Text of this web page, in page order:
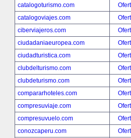
catalogoturismo.com
catalogoviajes.com
ciberviajeros.com
ciudadaniaeuropea.com
ciudadturistica.com
clubdelturismo.com
clubdeturismo.com
compararhoteles.com
compresuviaje.com
compresuvuelo.com
conozcaperu.com